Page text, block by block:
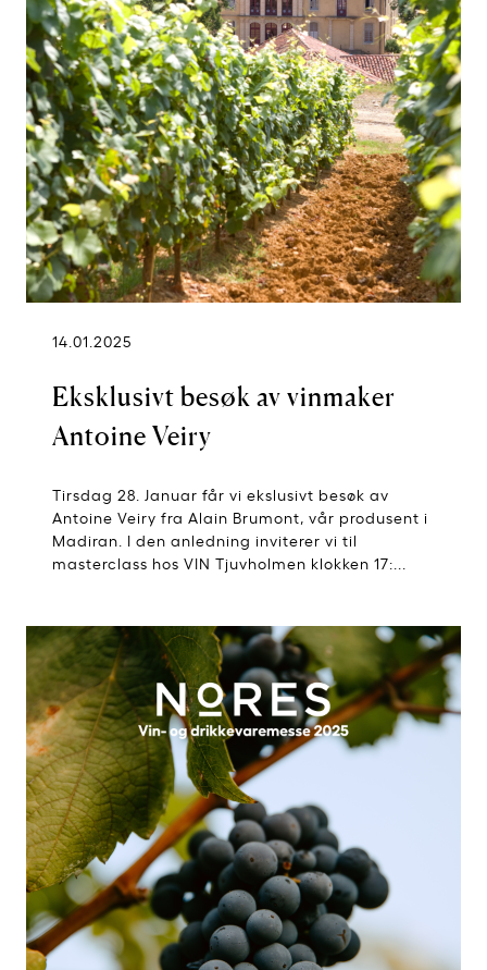
14.01.2025
Eksklusivt besøk av vinmaker
Antoine Veiry
Tirsdag 28. Januar får vi ekslusivt besøk av
Antoine Veiry fra Alain Brumont, vår produsent i
Madiran. I den anledning inviterer vi til
masterclass hos VIN Tjuvholmen klokken 17:...